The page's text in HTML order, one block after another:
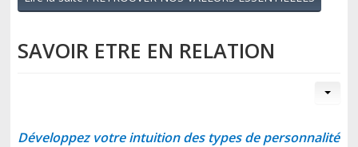
SAVOIR ETRE EN RELATION
Développez votre intuition des types de personnalité